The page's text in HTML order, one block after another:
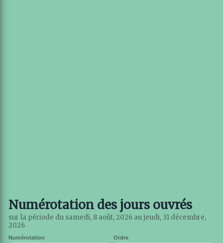
Numérotation des jours ouvrés
sur la période du samedi, 8 août, 2026 au jeudi, 31 décembre,
2026
Numérotation Ordre